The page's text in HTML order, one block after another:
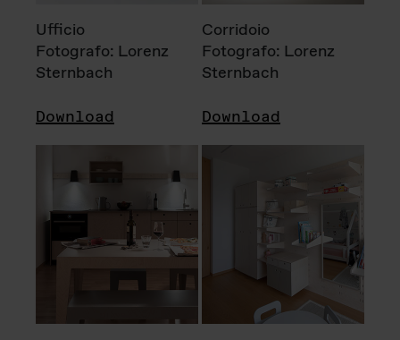
Ufficio
Fotografo: Lorenz
Sternbach
Download
Corridoio
Fotografo: Lorenz
Sternbach
Download